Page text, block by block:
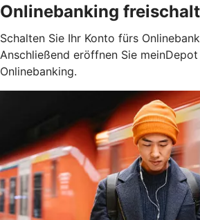
Onlinebanking
Schalten Sie Ihr Konto fürs
Anschließend eröffnen Sie meinDepot
Onlinebanking.